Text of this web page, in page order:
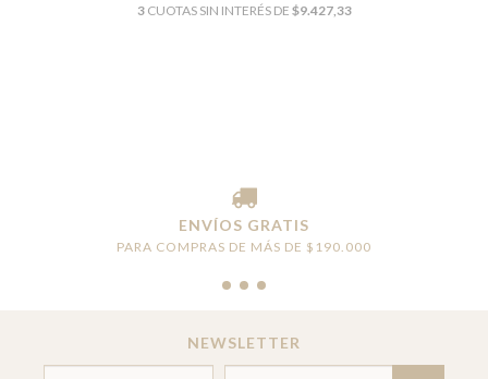
3CUOTAS SIN INTERÉS DE $9.427,33
ENVÍOS GRATIS
PARA COMPRAS DE MÁS DE $190.000
NEWSLETTER